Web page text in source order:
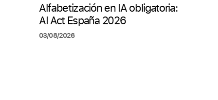
Alfabetización en IA obligatoria:
AI Act España 2026
03/08/2026